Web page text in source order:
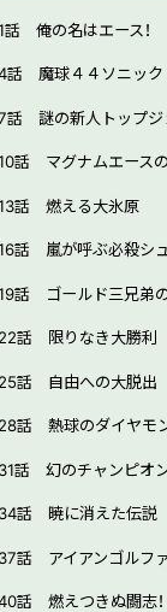
話 俺の名はエース！
話 魔球４４ソニック
話 謎の新人トップジ
話 マグナムエース
話 燃える大氷原
話 嵐が呼ぶ必殺シ
話 ゴールド三兄弟
話 限りなき大勝利
話 自由への大脱出
話 熱球のダイヤモ
話 幻のチャンピオ
話 暁に消えた伝説
話 アイアンゴルフ
話 燃えつきぬ闘志！